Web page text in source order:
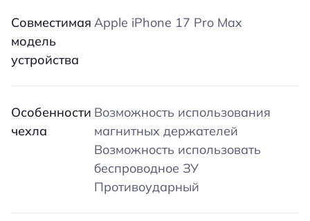
Совместимая
модель
устройства
Apple iPhone 17 Pro Max
Особенности
чехла
Возможность использования
магнитных держателей
Возможность использовать
беспроводное ЗУ
Противоударный